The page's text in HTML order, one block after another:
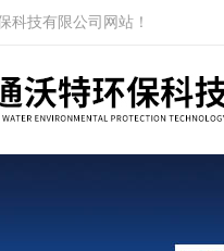
科技有限公司网站！